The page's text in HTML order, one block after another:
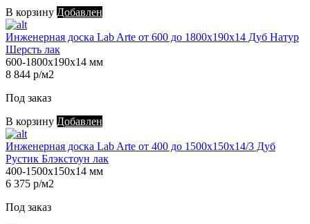
В корзину Добавлен
Инженерная доска Lab Arte от 600 до 1800х190х14 Дуб Натур
Шерсть лак
600-1800х190х14 мм
8 844 р/м2
Под заказ
В корзину Добавлен
Инженерная доска Lab Arte от 400 до 1500х150х14/3 Дуб
Рустик Блэкстоун лак
400-1500х150х14 мм
6 375 р/м2
Под заказ